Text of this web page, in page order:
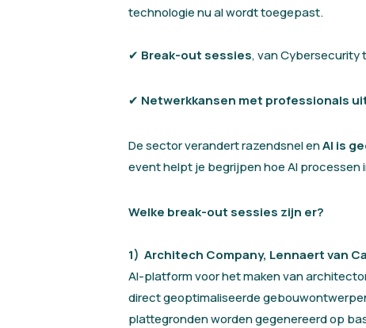
technologie nu al wordt toegepast.
✔ Break-out sessies, van Cybersecurity
✔ Netwerkkansen met professionals
De sector verandert razendsnel enAI is
event helpt je begrijpen hoe AI processen
Welke break-out sessies zijn er?
1) Architech Company, Lennaert van
AI-platform voor het maken van
direct geoptimaliseerde
plattegronden worden gegenereerd op